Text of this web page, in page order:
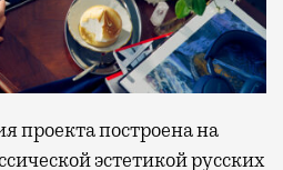
проекта построена на
эстетикой русских